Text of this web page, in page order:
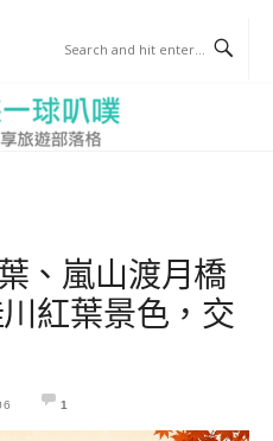
、嵐山渡月橋
紅葉景色，交
1